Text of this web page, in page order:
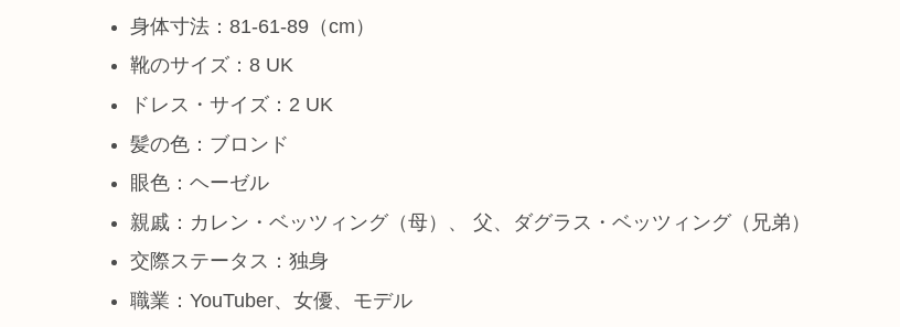
身体寸法：81-61-89（cm）
靴のサイズ：8 UK
ドレス・サイズ：2 UK
髪の色：ブロンド
眼色：ヘーゼル
親戚：カレン・ベッツィング（母）、 父、ダグラス・ベッツィング（兄弟）
交際ステータス：独身
職業：YouTuber、女優、モデル